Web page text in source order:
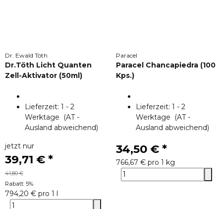
Dr. Ewald Töth
Dr.Töth Licht Quanten
Zell-Aktivator (50ml)
Lieferzeit: 1 - 2
Werktage
(AT -
Ausland abweichend)
jetzt nur
39,71 € *
41,80 €
Rabatt: 5%
794,20 € pro 1 l
Paracel
Paracel Chancapiedra (100
Kps.)
Lieferzeit: 1 - 2
Werktage
(AT -
Ausland abweichend)
34,50 € *
766,67 € pro 1 kg